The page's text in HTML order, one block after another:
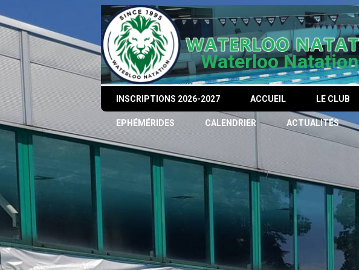
Waterloo Natation
INSCRIPTIONS 2026-2027 ACCUEIL LE CLUB
EPHÉMÉRIDES CALENDRIER ACTUALITÉS